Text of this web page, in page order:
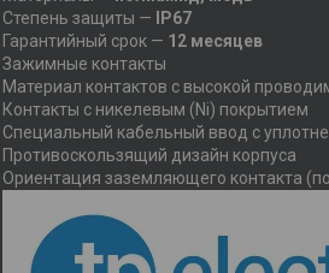
Степень защиты —
IP67
Гарантийный срок — 12 месяцев
Зажимные контакты
Материал контактов с высокой
Контакты с никелевым (Ni) покрытием
Специальный кабельный ввод с
Противоскользящий дизайн корпуса
Ориентация заземляющего контакта